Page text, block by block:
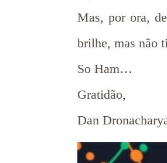
Mas, por ora,
brilhe, mas não
So Ham…
Gratidão,
Dan